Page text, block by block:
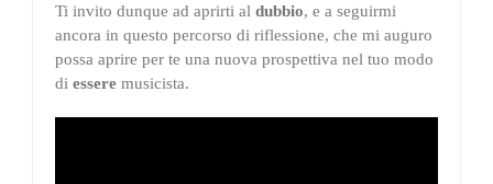
Ti invito dunque ad aprirti al dubbio, e a seguirmi
ancora in questo percorso di riflessione, che mi auguro
possa aprire per te una nuova prospettiva nel tuo modo
di essere musicista.